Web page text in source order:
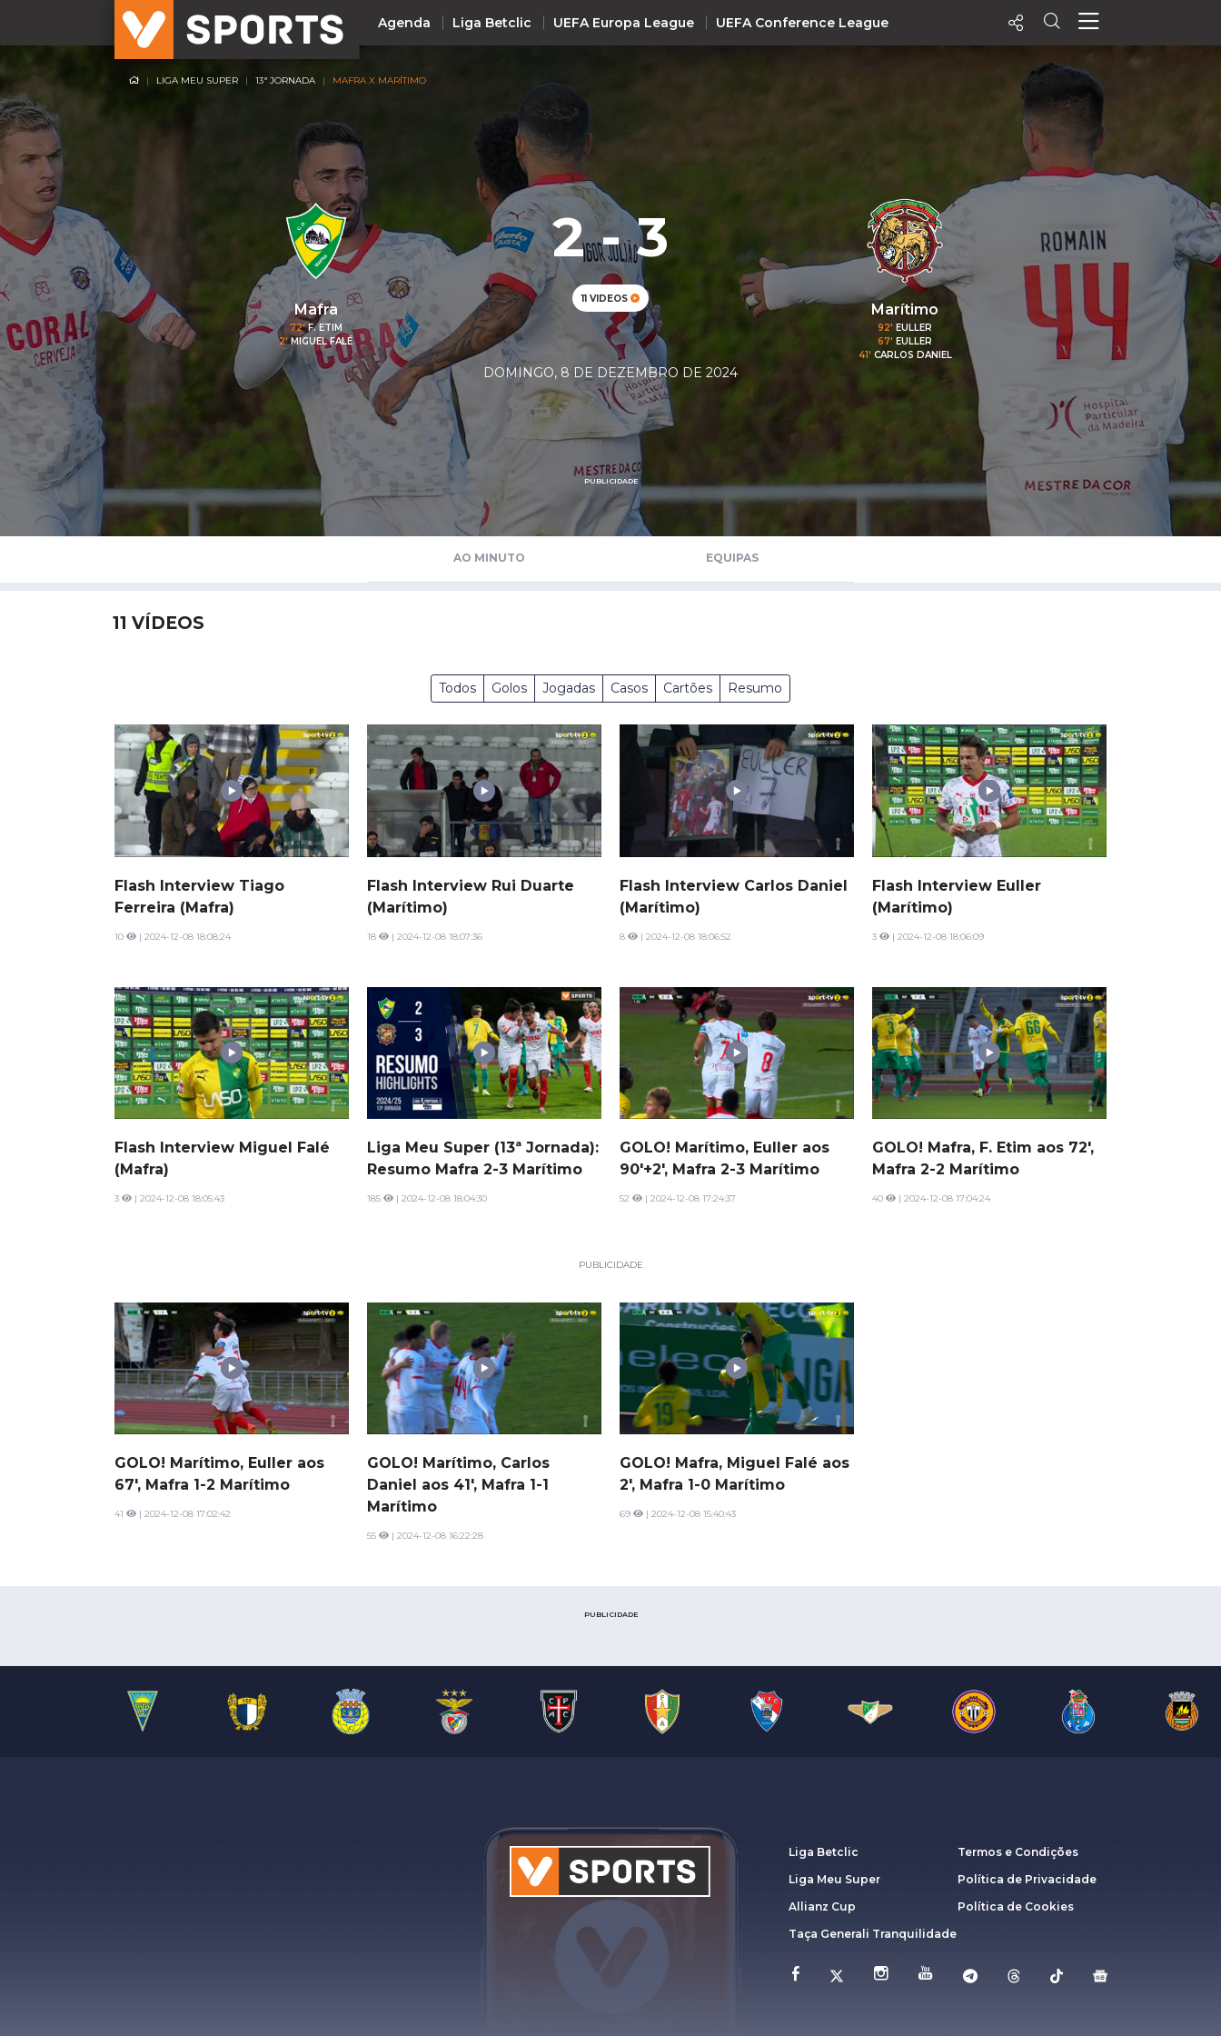
Agenda Liga Betclic UEFA Europa League UEFA Conference League
Filtrar
NACIONAL
Allianz Cup
Taça Generali Tranquilidade
Supertaça
Playoff
Sporting
FC Porto
INTERNACIONAL
UEFA Champions League
UEFA Europa League
UEFA Conference League
Premier League
La Liga
Bundesliga
Serie A
Süper Lig
Saudi Pro League
MLS
Brasileirão
Mundial 2026
Agenda
Vídeos
Notícias
Playlists
MatchStories
LIGA MEU SUPER 13ª JORNADA MAFRA X MARÍTIMO
Mafra
72'F. ETIM
2'MIGUEL FALÉ
2 - 3
11 VIDEOS
Marítimo
92' EULLER
67' EULLER
41' CARLOS DANIEL
DOMINGO, 8 DE DEZEMBRO DE 2024
PUBLICIDADE
AO MINUTO EQUIPAS
11 VÍDEOS
Todos Golos Jogadas Casos Cartões Resumo
Flash Interview Tiago
Ferreira (Mafra)
10 | 2024-12-08 18:08:24
Flash Interview Rui Duarte
(Marítimo)
18 | 2024-12-08 18:07:36
Flash Interview Carlos Daniel
(Marítimo)
8 | 2024-12-08 18:06:52
Flash Interview Euller
(Marítimo)
3 | 2024-12-08 18:06:09
Flash Interview Miguel Falé
(Mafra)
3 | 2024-12-08 18:05:43
Liga Meu Super (13ª Jornada):
Resumo Mafra 2-3 Marítimo
185 | 2024-12-08 18:04:30
GOLO! Marítimo, Euller aos
90'+2', Mafra 2-3 Marítimo
52 | 2024-12-08 17:24:37
GOLO! Mafra, F. Etim aos 72',
Mafra 2-2 Marítimo
40 | 2024-12-08 17:04:24
PUBLICIDADE
GOLO! Marítimo, Euller aos
67', Mafra 1-2 Marítimo
41 | 2024-12-08 17:02:42
GOLO! Marítimo, Carlos
Daniel aos 41', Mafra 1-1
Marítimo
55 | 2024-12-08 16:22:28
GOLO! Mafra, Miguel Falé aos
2', Mafra 1-0 Marítimo
69 | 2024-12-08 15:40:43
PUBLICIDADE
Liga Betclic
Liga Meu Super
Allianz Cup
Taça Generali Tranquilidade
Termos e Condições
Política de Privacidade
Política de Cookies